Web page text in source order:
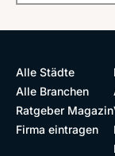
Alle Städte
Alle Branchen
Ratgeber Magazin
Firma eintragen